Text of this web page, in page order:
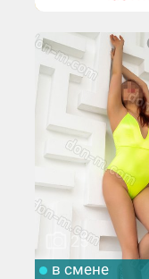
20 гостей за
Любишь ли
в клубы?
Иногда.
Любишь ли
часто ли в
в смене
25